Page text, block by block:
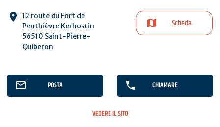
12 route du Fort de
Penthièvre Kerhostin
56510 Saint-Pierre-
Quiberon
Scheda
POSTA CHIAMARE
VEDERE IL SITO